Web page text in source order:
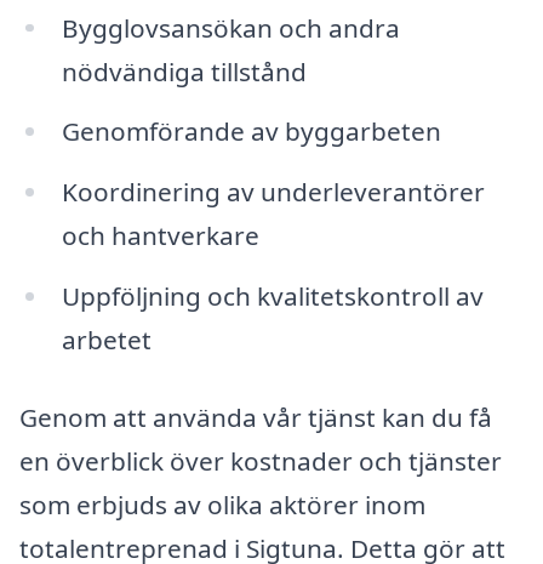
Bygglovsansökan och andra
nödvändiga tillstånd
Genomförande av byggarbeten
Koordinering av underleverantörer
och hantverkare
Uppföljning och kvalitetskontroll av
arbetet
Genom att använda vår tjänst kan du få
en överblick över kostnader och tjänster
som erbjuds av olika aktörer inom
totalentreprenad i Sigtuna. Detta gör att